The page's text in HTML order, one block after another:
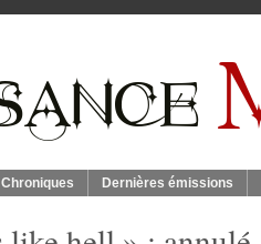
Chroniques Dernières émissions